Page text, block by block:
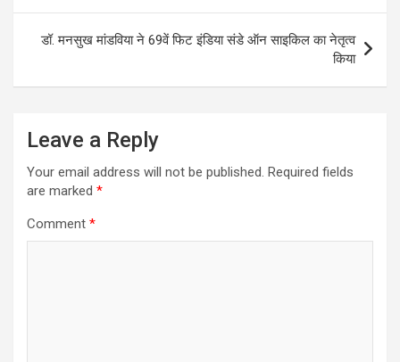
डॉ. मनसुख मांडविया ने 69वें फिट इंडिया संडे ऑन साइकिल का नेतृत्व
किया
Leave a Reply
Your email address will not be published. Required fields
are marked *
Comment *